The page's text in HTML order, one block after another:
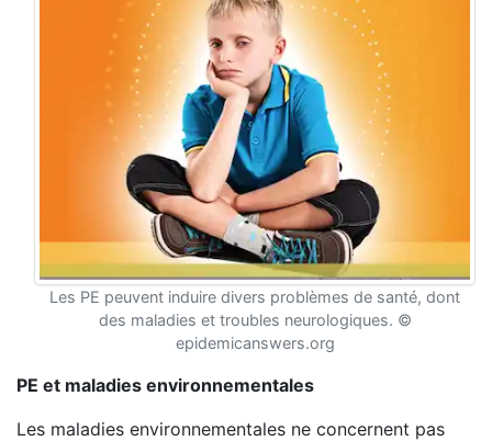
Les PE peuvent induire divers problèmes de santé, dont
des maladies et troubles neurologiques. ©
epidemicanswers.org
PE et maladies environnementales
Les maladies environnementales ne concernent pas